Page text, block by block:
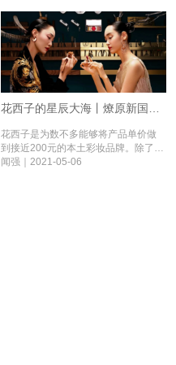
花西子是为数不多能够将产品单价做
到接近200元的本土彩妆品牌。除了品
牌严格把控品质外，更重要的还在于
闻强｜2021-05-06